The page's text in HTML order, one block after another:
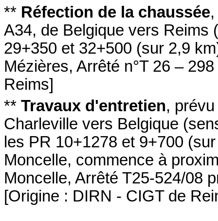
** Réfection de la chaussée
A34, de Belgique vers Reims
29+350 et 32+500 (sur 2,9
Mézières, Arrêté n°T 26 –
Reims]
** Travaux d'entretien,
Charleville vers Belgique
les PR 10+1278 et 9+700
Moncelle, commence à
Moncelle, Arrêté T25-524/08
[Origine : DIRN - CIGT de